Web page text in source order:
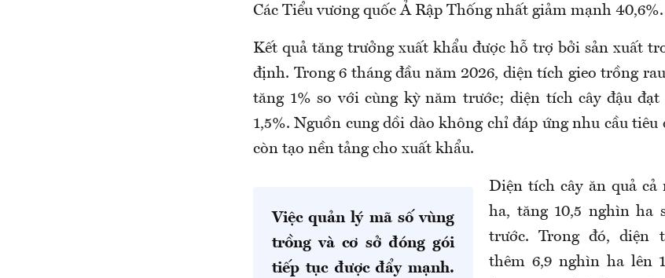
Các Tiểu vương quốc Ả Rập Thống nhất giảm mạnh 40,6%.
Kết quả tăng trưởng xuất khẩu được hỗ trợ bởi sản xuất
định. Trong 6 tháng đầu năm 2026, diện tích gieo trồng
tăng 1% so với cùng kỳ năm trước; diện tích cây đậu đạt
1,5%. Nguồn cung dồi dào không chỉ đáp ứng nhu cầu
còn tạo nền tảng cho xuất khẩu.
Việc quản lý mã số vùng
trồng và cơ sở đóng gói
tiếp tục được đẩy mạnh.
Diện tích cây ăn quả cả
ha, tăng 10,5 nghìn ha
trước. Trong đó, diện
thêm 6,9 nghìn ha lên